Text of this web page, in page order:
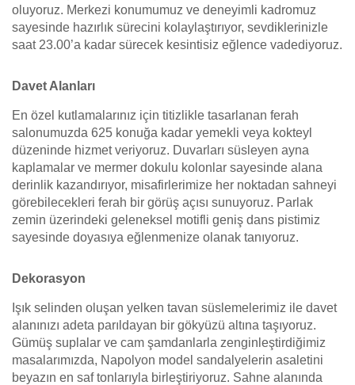
oluyoruz. Merkezi konumumuz ve deneyimli kadromuz
sayesinde hazırlık sürecini kolaylaştırıyor, sevdiklerinizle
saat 23.00’a kadar sürecek kesintisiz eğlence vadediyoruz.
Davet Alanları
En özel kutlamalarınız için titizlikle tasarlanan ferah
salonumuzda 625 konuğa kadar yemekli veya kokteyl
düzeninde hizmet veriyoruz. Duvarları süsleyen ayna
kaplamalar ve mermer dokulu kolonlar sayesinde alana
derinlik kazandırıyor, misafirlerimize her noktadan sahneyi
görebilecekleri ferah bir görüş açısı sunuyoruz. Parlak
zemin üzerindeki geleneksel motifli geniş dans pistimiz
sayesinde doyasıya eğlenmenize olanak tanıyoruz.
Dekorasyon
Işık selinden oluşan yelken tavan süslemelerimiz ile davet
alanınızı adeta parıldayan bir gökyüzü altına taşıyoruz.
Gümüş suplalar ve cam şamdanlarla zenginleştirdiğimiz
masalarımızda, Napolyon model sandalyelerin asaletini
beyazın en saf tonlarıyla birleştiriyoruz. Sahne alanında